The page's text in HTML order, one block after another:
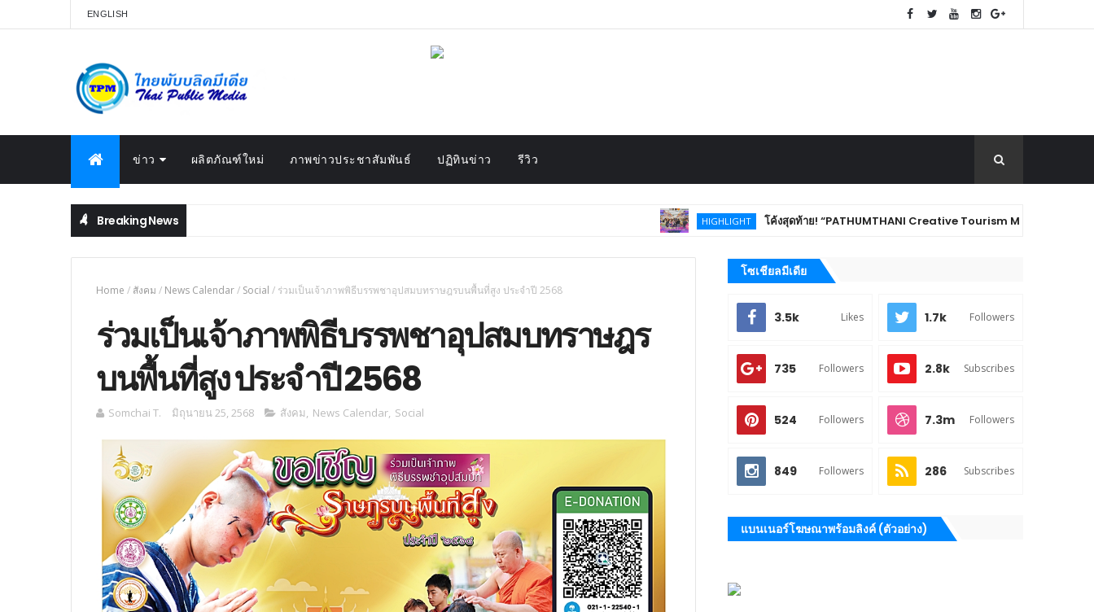
ENGLISH
ข่าว ผลิตภัณฑ์ใหม่ ภาพข่าวประชาสัมพันธ์ ปฏิทินข่าว รีวิว
Breaking News HIGHLIGHT โค้งสุดท้าย! “PATHUMTHANI Creative Tourism Market Fest 2026” ชวนชิ
Home / สังคม / News Calendar/ Social / ร่วมเป็นเจ้าภาพพิธีบรรพชาอุปสมบทราษฎรบนพื้นที่สูง ประจำปี 2568
ร่วมเป็นเจ้าภาพพิธีบรรพชาอุปสมบทราษฎร
บนพื้นที่สูง ประจำปี 2568
Somchai T. มิถุนายน 25, 2568 สังคม, News Calendar, Social
โซเชียลมีเดีย
3.5k Likes 1.7k Followers
735 Followers 2.8k Subscribes
524 Followers 7.3m Followers
849 Followers 286 Subscribes
แบนเนอร์โฆษณาพร้อมลิงค์ (ตัวอย่าง)